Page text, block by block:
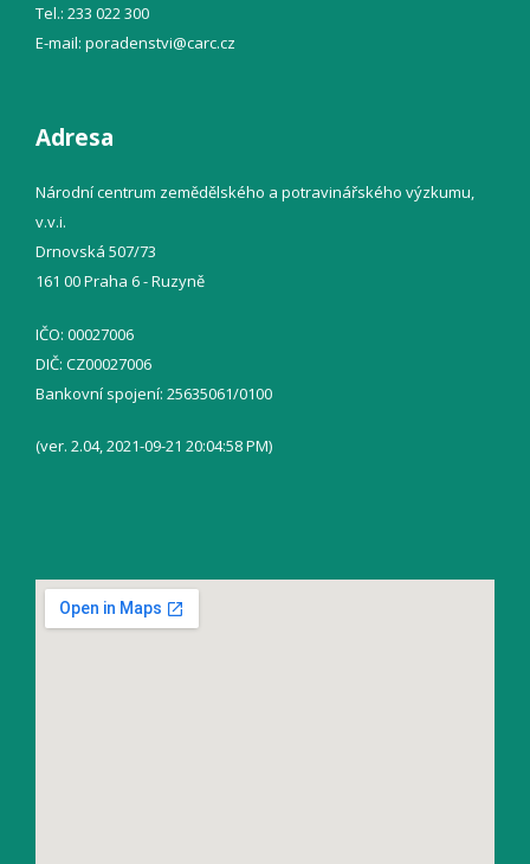
Tel.: 233 022 300
E-mail: poradenstvi@carc.cz
Adresa
Národní centrum zemědělského a potravinářského výzkumu,
v.v.i.
Drnovská 507/73
161 00 Praha 6 - Ruzyně
IČO: 00027006
DIČ: CZ00027006
Bankovní spojení: 25635061/0100
(ver. 2.04, 2021-09-21 20:04:58 PM)